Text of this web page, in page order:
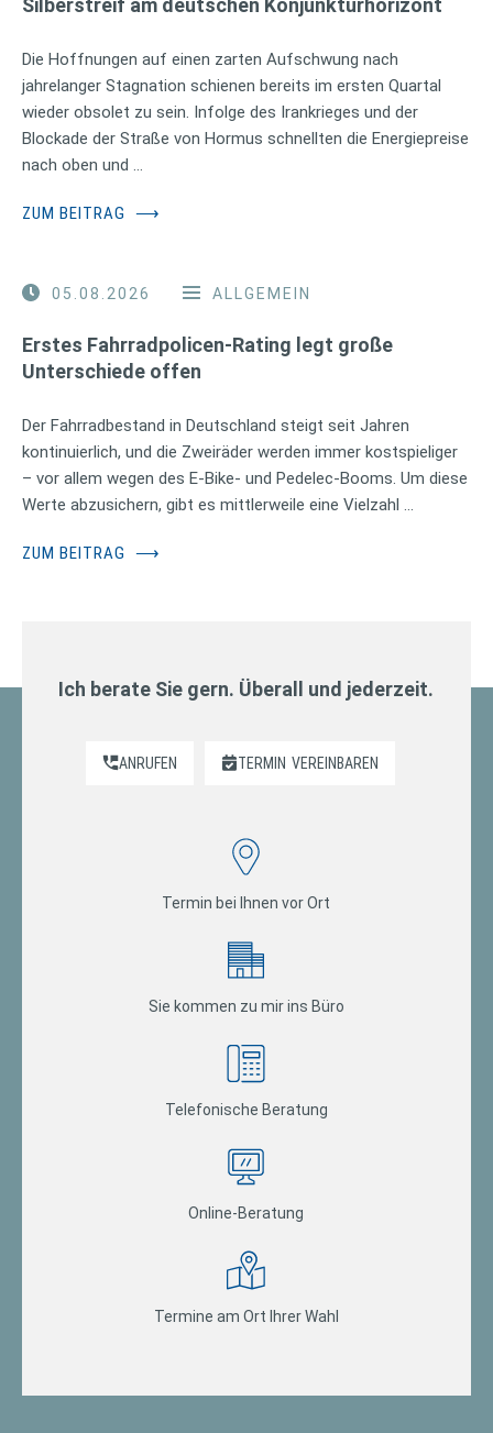
Silberstreif am deutschen Konjunkturhorizont
Die Hoffnungen auf einen zarten Aufschwung nach
jahrelanger Stagnation schienen bereits im ersten Quartal
wieder obsolet zu sein. Infolge des Irankrieges und der
Blockade der Straße von Hormus schnellten die Energiepreise
nach oben und …
ZUM BEITRAG ⟶
05.08.2026 ALLGEMEIN
Erstes Fahrradpolicen-Rating legt große
Unterschiede offen
Der Fahrradbestand in Deutschland steigt seit Jahren
kontinuierlich, und die Zweiräder werden immer kostspieliger
– vor allem wegen des E-Bike- und Pedelec-Booms. Um diese
Werte abzusichern, gibt es mittlerweile eine Vielzahl …
ZUM BEITRAG ⟶
Ich berate Sie gern. Überall und jederzeit.
ANRUFEN TERMIN VEREINBAREN
Termin bei Ihnen vor Ort
Sie kommen zu mir ins Büro
Telefonische Beratung
Online-Beratung
Termine am Ort Ihrer Wahl